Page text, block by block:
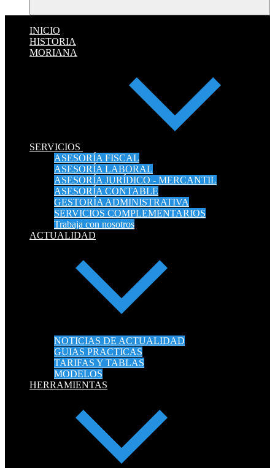
INICIO
HISTORIA
MORIANA
SERVICIOS
ASESORÍA FISCAL
ASESORÍA LABORAL
ASESORÍA JURÍDICO - MERCANTIL
ASESORÍA CONTABLE
GESTORÍA ADMINISTRATIVA
SERVICIOS COMPLEMENTARIOS
Trabaja con nosotros
ACTUALIDAD
NOTICIAS DE ACTUALIDAD
GUIAS PRACTICAS
TARIFAS Y TABLAS
MODELOS
HERRAMIENTAS